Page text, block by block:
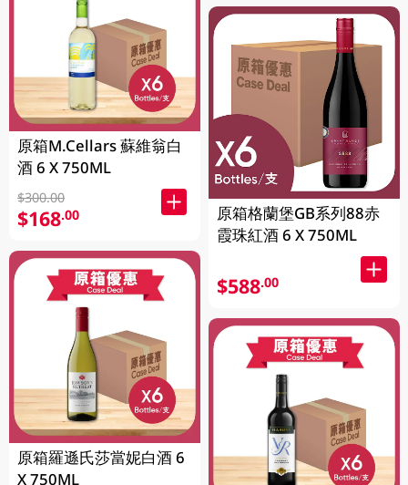
原箱M.Cellars 蘇維翁白
酒 6 X 750ML
$300.00
$168.00
原箱羅遜氏莎當妮白酒 6
X 750ML
原箱格蘭堡GB系列88赤
霞珠紅酒 6 X 750ML
$588.00